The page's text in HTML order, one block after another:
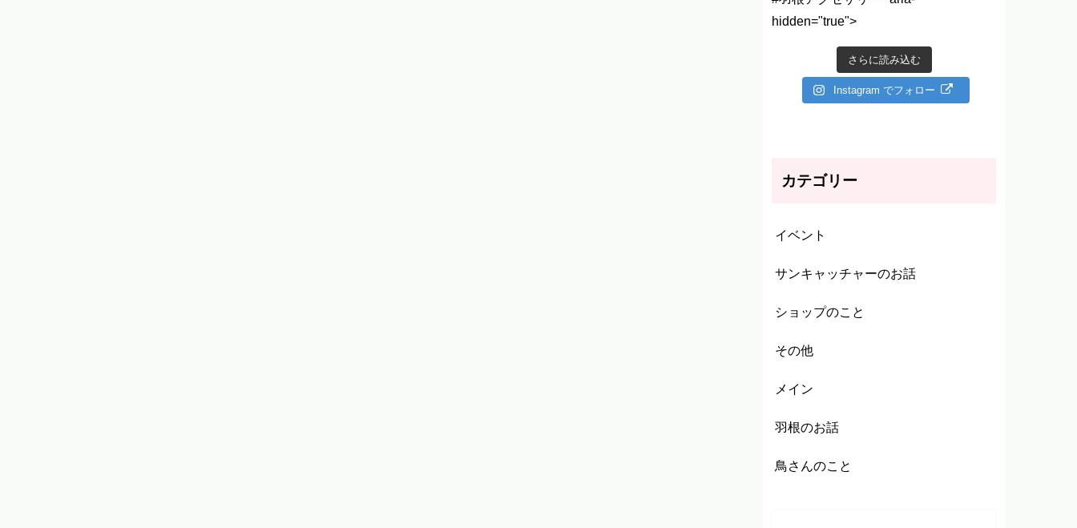
hidden="true">
さらに読み込む
Instagram でフォロー
カテゴリー
イベント
サンキャッチャーのお話
ショップのこと
その他
メイン
羽根のお話
鳥さんのこと